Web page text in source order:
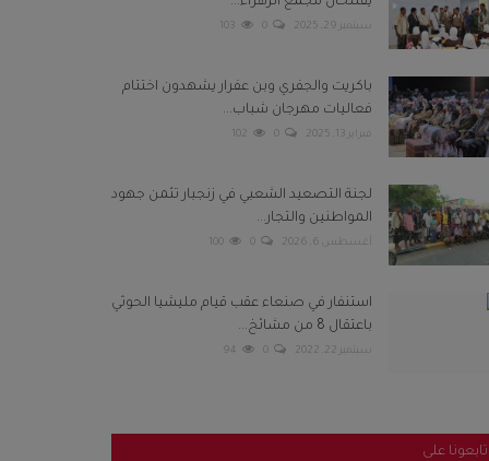
سبتمبر 29, 2025 0
103
باكريت والجفري وبن عفرار يشهدون اختتام
فعاليات مهرجان شباب...
فبراير 13, 2025 0
102
لجنة التصعيد الشعبي في زنجبار تثمن جهود
المواطنين والتجار...
أغسطس 6, 2026 0
100
استنفار في صنعاء عقب قيام مليشيا الحوثي
باعتقال 8 من مشائخ...
سبتمبر 22, 2022 0
94
تابعونا على